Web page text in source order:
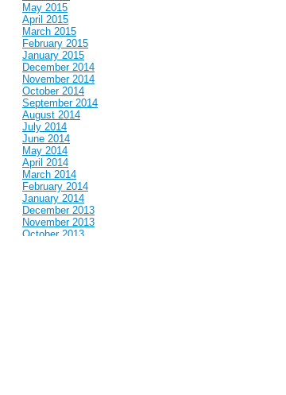
May 2015
April 2015
March 2015
February 2015
January 2015
December 2014
November 2014
October 2014
September 2014
August 2014
July 2014
June 2014
May 2014
April 2014
March 2014
February 2014
January 2014
December 2013
November 2013
October 2013